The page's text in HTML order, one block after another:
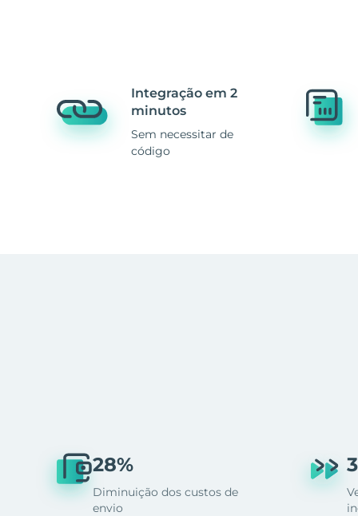
Integração em 2
minutos
Sem necessitar de
código
28%
Diminuição dos custos de
envio